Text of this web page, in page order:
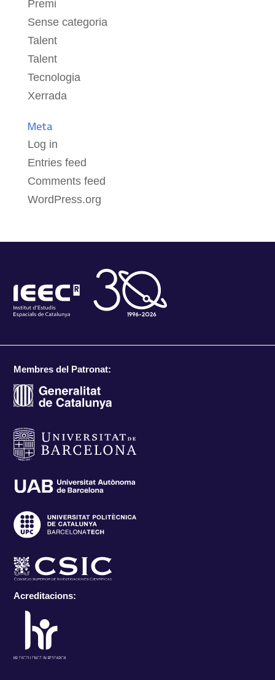
Premi
Sense categoria
Talent
Talent
Tecnologia
Xerrada
Meta
Log in
Entries feed
Comments feed
WordPress.org
Membres del Patronat:
Acreditacions: